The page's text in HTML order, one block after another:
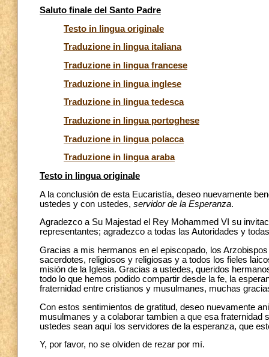
Saluto finale del Santo Padre
Testo in lingua originale
Traduzione in lingua italiana
Traduzione in lingua francese
Traduzione in lingua inglese
Traduzione in lingua tedesca
Traduzione in lingua portoghese
Traduzione in lingua polacca
Traduzione in lingua araba
Testo in lingua originale
A la conclusión de esta Eucaristía, deseo nuevamente
ustedes y con ustedes, servidor de la Esperanza.
Agradezco a Su Majestad el Rey Mohammed VI su
representantes; agradezco a todas las Autoridades y
Gracias a mis hermanos en el episcopado, los
sacerdotes, religiosos y religiosas y a todos los fieles
misión de la Iglesia. Gracias a ustedes, queridos
todo lo que hemos podido compartir desde la fe, la
fraternidad entre cristianos y musulmanes, muchas
Con estos sentimientos de gratitud, deseo nuevamente
musulmanes y a colaborar tambien a que esa
ustedes sean aquí los servidores de la esperanza, que
Y, por favor, no se olviden de rezar por mí.